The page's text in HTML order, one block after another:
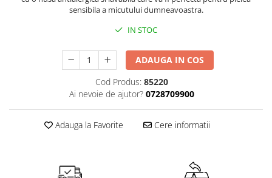
Tarc de joaca copii
Bariere de protectie pat
Costum carnaval copii
Covoare copii
Trotinete copii si adultisensibila a micutului dumneavoastra.
IN STOC
ADAUGA IN COS
Cod Produs: 85220
Ai nevoie de ajutor? 0728709900
Adauga la Favorite Cere informatii